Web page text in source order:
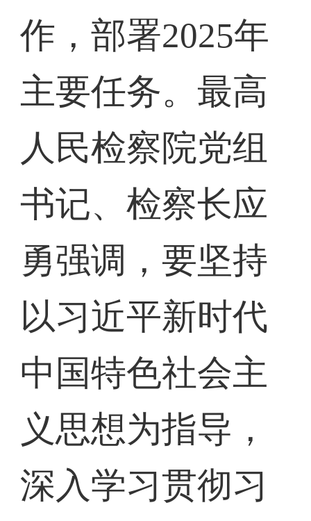
作，部署2025年
主要任务。最高
人民检察院党组
书记、检察长应
勇强调，要坚持
以习近平新时代
中国特色社会主
义思想为指导，
深入学习贯彻习